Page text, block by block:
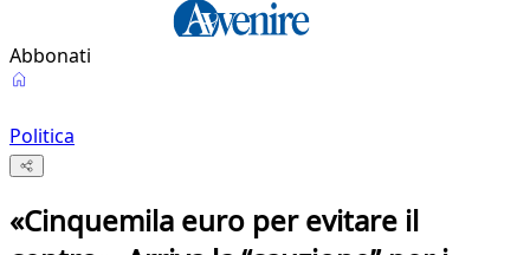
Abbonati
Politica
«Cinquemila euro per evitare il